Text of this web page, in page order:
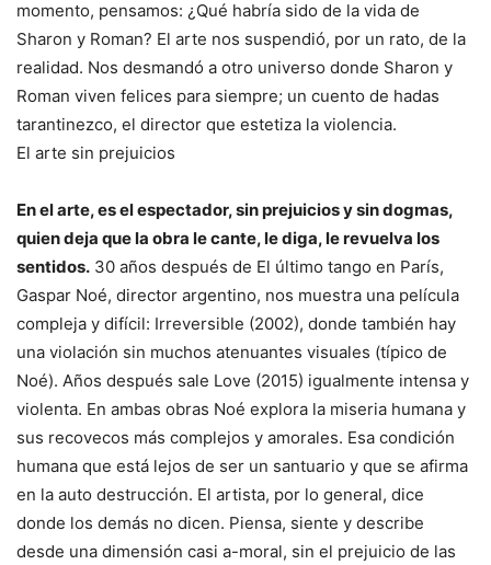
momento, pensamos: ¿Qué habría sido de la vida de
Sharon y Roman? El arte nos suspendió, por un rato, de la
realidad. Nos desmandó a otro universo donde Sharon y
Roman viven felices para siempre; un cuento de hadas
tarantinezco, el director que estetiza la violencia.
El arte sin prejuicios
En el arte, es el espectador, sin prejuicios y sin dogmas,
quien deja que la obra le cante, le diga, le revuelva los
sentidos. 30 años después de El último tango en París,
Gaspar Noé, director argentino, nos muestra una película
compleja y difícil: Irreversible (2002), donde también hay
una violación sin muchos atenuantes visuales (típico de
Noé). Años después sale Love (2015) igualmente intensa y
violenta. En ambas obras Noé explora la miseria humana y
sus recovecos más complejos y amorales. Esa condición
humana que está lejos de ser un santuario y que se afirma
en la auto destrucción. El artista, por lo general, dice
donde los demás no dicen. Piensa, siente y describe
desde una dimensión casi a-moral, sin el prejuicio de las